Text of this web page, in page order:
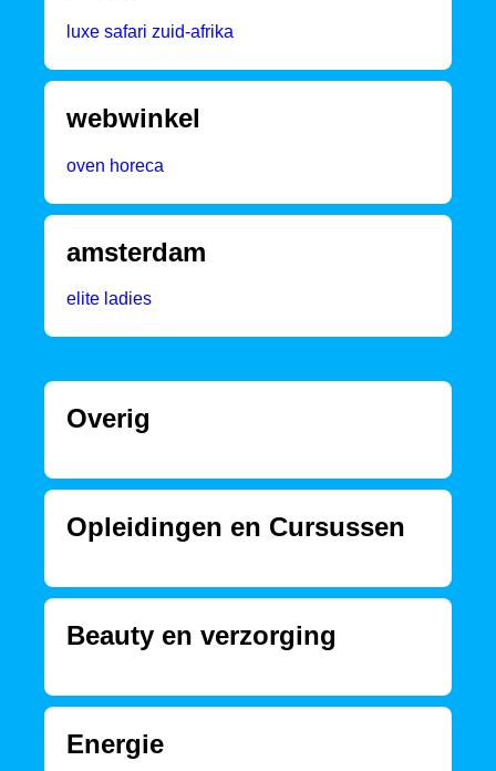
luxe safari zuid-afrika
webwinkel
oven horeca
amsterdam
elite ladies
Overig
Opleidingen en Cursussen
Beauty en verzorging
Energie